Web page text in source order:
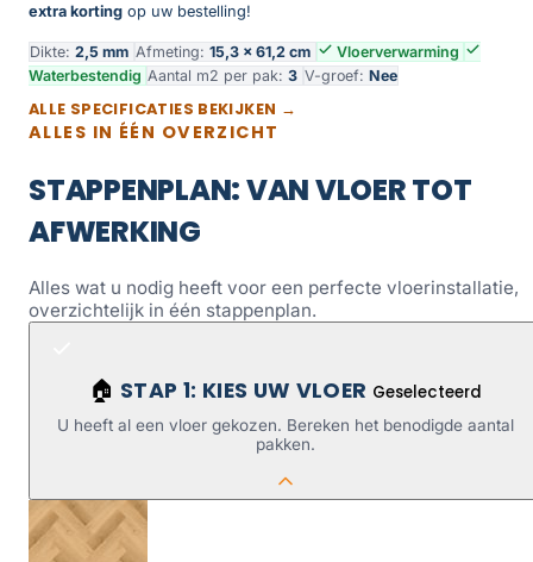
extra korting op uw bestelling!
Dikte: 2,5 mm Afmeting: 15,3 × 61,2 cm
Vloerverwarming
Waterbestendig Aantal m2 per pak: 3 V-groef: Nee
ALLE SPECIFICATIES BEKIJKEN →
ALLES IN ÉÉN OVERZICHT
STAPPENPLAN: VAN VLOER TOT
AFWERKING
Alles wat u nodig heeft voor een perfecte vloerinstallatie,
overzichtelijk in één stappenplan.
🏠 STAP 1: KIES UW VLOER Geselecteerd
U heeft al een vloer gekozen. Bereken het benodigde aantal
pakken.